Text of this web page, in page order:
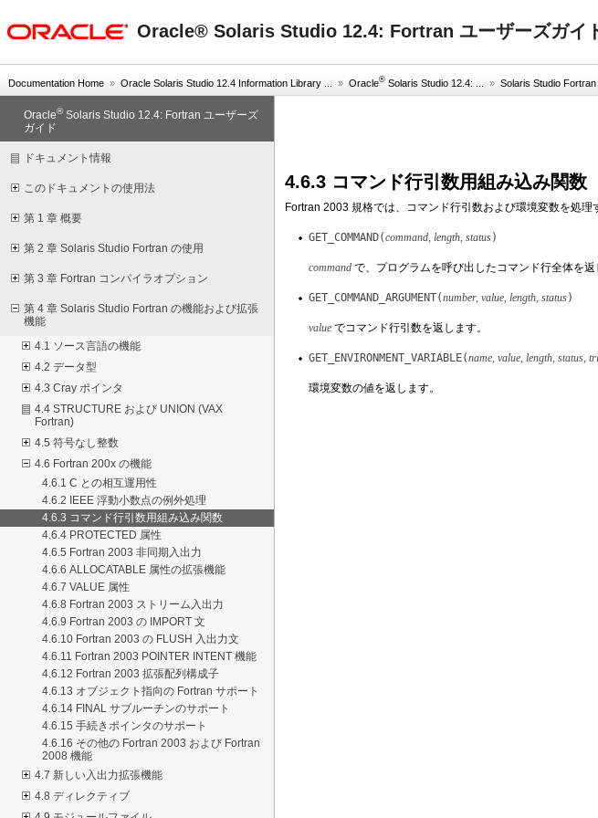
Oracle® Solaris Studio 12.4: Fortran ユーザーズガイ
Documentation Home » Oracle Solaris Studio 12.4 Information Library ... » Oracle® Solaris Studio 12.4: ... » Solaris Studio
Oracle®Solaris Studio 12.4: Fortran ユーザーズ
ガイド
ドキュメント情報
このドキュメントの使用法
第 1 章 概要
第 2 章 Solaris Studio Fortran の使用
第 3 章 Fortran コンパイラオプション
第 4 章 Solaris Studio Fortran の機能および拡張
機能
4.1 ソース言語の機能
4.2 データ型
4.3 Cray ポインタ
4.4 STRUCTURE および UNION (VAX
Fortran)
4.5 符号なし整数
4.6 Fortran 200x の機能
4.6.1 C との相互運用性
4.6.2 IEEE 浮動小数点の例外処理
4.6.3 コマンド行引数用組み込み関数
4.6.4 PROTECTED 属性
4.6.5 Fortran 2003 非同期入出力
4.6.6 ALLOCATABLE 属性の拡張機能
4.6.7 VALUE 属性
4.6.8 Fortran 2003 ストリーム入出力
4.6.9 Fortran 2003 の IMPORT 文
4.6.10 Fortran 2003 の FLUSH 入出力文
4.6.11 Fortran 2003 POINTER INTENT 機能
4.6.12 Fortran 2003 拡張配列構成子
4.6.13 オブジェクト指向の Fortran サポート
4.6.14 FINAL サブルーチンのサポート
4.6.15 手続きポインタのサポート
4.6.16 その他の Fortran 2003 および Fortran
2008 機能
4.7 新しい入出力拡張機能
4.8 ディレクティブ
4.6.3 コマンド行引数用組み込み関数
Fortran 2003 規格では、コマンド行引数および環境変数を処
GET_COMMAND(command, length, status)
command で、プログラムを呼び出したコマンド行全体を返
GET_COMMAND_ARGUMENT(number, value, length, status)
value でコマンド行引数を返します。
GET_ENVIRONMENT_VARIABLE(name, value, length, status,
環境変数の値を返します。